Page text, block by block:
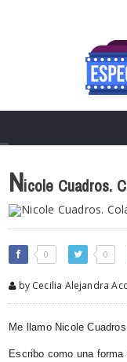
Nicole Cuadros.
0 0
by Cecilia Alejandra
Me llamo Nicole
Escribo como una